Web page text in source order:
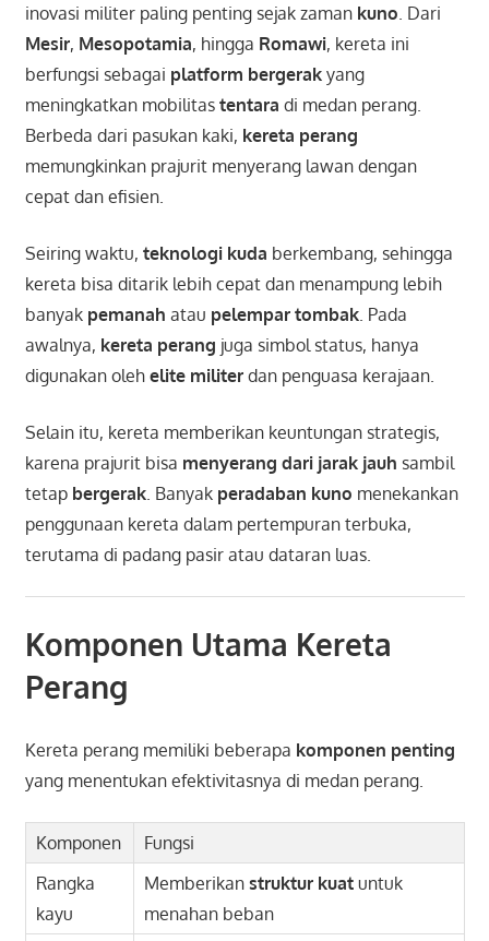
inovasi militer paling penting sejak zaman kuno . Dari
Mesir, Mesopotamia, hingga Romawi, kereta ini
berfungsi sebagai platform bergerakyang
meningkatkan mobilitas tentara di medan perang.
Berbeda dari pasukan kaki, kereta perang
memungkinkan prajurit menyerang lawan dengan
cepat dan efisien.
Seiring waktu, teknologi kuda berkembang, sehingga
kereta bisa ditarik lebih cepat dan menampung lebih
banyak pemanah atau pelempar tombak. Pada
awalnya, kereta perang juga simbol status, hanya
digunakan oleh elite militerdan penguasa kerajaan.
Selain itu, kereta memberikan keuntungan strategis,
karena prajurit bisa menyerang dari jarak jauh sambil
tetap bergerak. Banyak peradaban kuno menekankan
penggunaan kereta dalam pertempuran terbuka,
terutama di padang pasir atau dataran luas.
Komponen Utama Kereta
Perang
Kereta perang memiliki beberapa komponen penting
yang menentukan efektivitasnya di medan perang.
Komponen
Fungsi
Rangka
kayu
Memberikanstruktur kuat untuk
menahan beban